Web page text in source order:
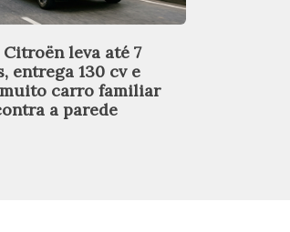
Citroën leva até 7
entrega 130 cv e
carro familiar
a parede